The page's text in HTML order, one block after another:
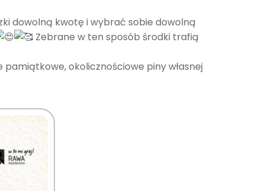
dowolną kwotę i wybrać sobie dowolną
Zebrane w ten sposób środki trafią
okolicznościowe piny własnej